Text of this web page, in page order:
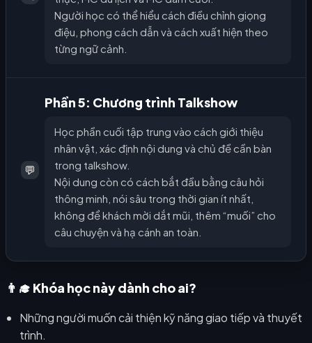
Người học có thể hiểu cách điều chỉnh giọng
điệu, phong cách dẫn và cách xuất hiện theo
từng ngữ cảnh.
💬
Phần 5: Chương trình Talkshow
Học phần cuối tập trung vào cách giới thiệu
nhân vật, xác định nội dung và chủ đề cần bàn
trong talkshow.
Nội dung còn có cách bắt đầu bằng câu hỏi
thông minh, nói sâu trong thời gian ít nhất,
không để khách mời dắt mũi, thêm “muối” cho
câu chuyện và hạ cánh an toàn.
👨‍🎓 Khóa học này dành cho ai?
Những người muốn cải thiện kỹ năng giao tiếp và thuyết
trình.